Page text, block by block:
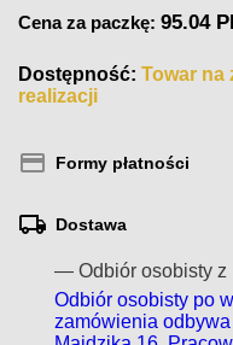
Cena za paczkę:95.04
Dostępność: Towar na
realizacji
Formy płatności
Dostawa
— Odbiór osobisty z
Odbiór osobisty po
zamówienia